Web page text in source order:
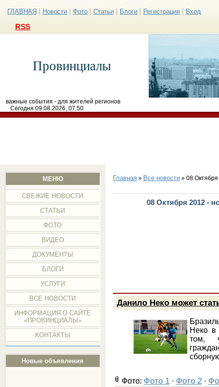
ГЛАВНАЯ Новости Фото Статьи Блоги Регистрация Вход
RSS
Провинциалы
важные события - для жителей регионов
Сегодня 09.08.2026, 07:50
МЕНЮ
СВЕЖИЕ НОВОСТИ
СТАТЬИ
ФОТО
ВИДЕО
ДОКУМЕНТЫ
БЛОГИ
УСЛУГИ
ВСЕ НОВОСТИ
ИНФОРМАЦИЯ О САЙТЕ
«ПРОВИНЦИАЛЫ»
КОНТАКТЫ
Новые объявления
Главная» Все новости» 08 Октября
08 Октября 2012 -
Данило Неко может
Неко в
том,
Фото: Фото 1· Фото 2·